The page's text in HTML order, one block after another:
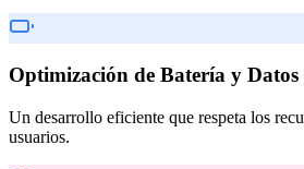
Optimización de Batería y Datos
Un desarrollo eficiente que respeta los
usuarios.